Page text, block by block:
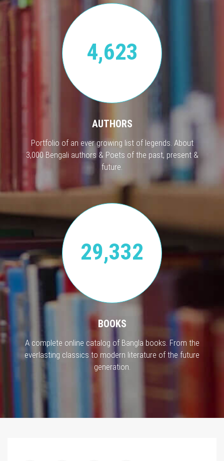
4,623
AUTHORS
Portfolio of an ever growing list of legends. About
3,000 Bengali authors & Poets of the past, present &
future.
29,332
BOOKS
A complete online catalog of Bangla books. From the
everlasting classics to modern literature of the future
generation.